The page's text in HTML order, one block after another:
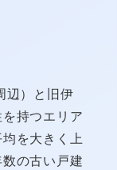
辺）と旧伊
持つエリア
を大きく上
の古い戸建